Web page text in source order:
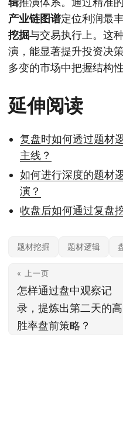
产业链图谱定位利润最
挖掘与交易执行上。这
演，能显著提升投资决
多变的市场中把握结构性
延伸阅读
复盘时如何透过题材
主线？
如何进行深度的题材
演？
收盘后如何通过复盘
题材挖掘 题材逻辑
« 上一页
怎样通过盘中观察记
录，提炼出第二天的高
胜率盘前策略？